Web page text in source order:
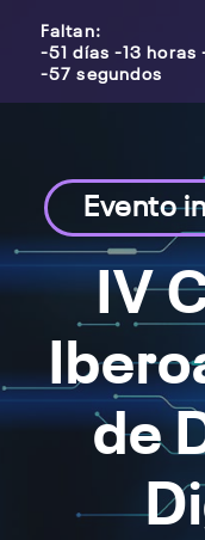
Faltan:
-51 días -13
-57 segundos
2026-
08:00:00
Evento
IV
de